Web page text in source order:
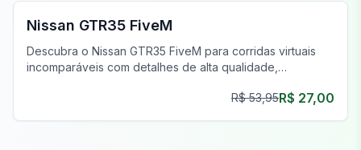
Nissan GTR35 FiveM
Descubra o Nissan GTR35 FiveM para corridas virtuais
incomparáveis com detalhes de alta qualidade,
R$ 53,95R$ 27,00